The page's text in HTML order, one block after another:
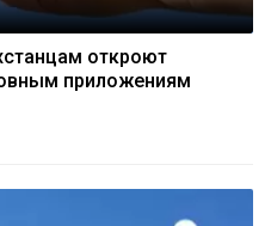
откроют
приложениям